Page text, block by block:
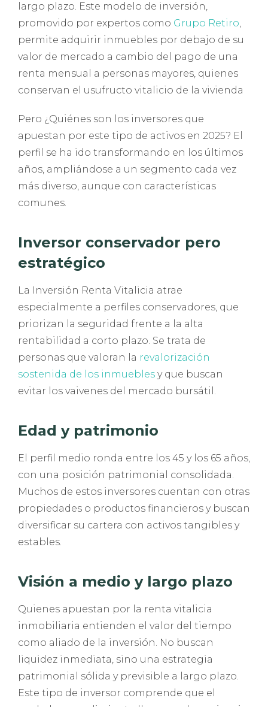
largo plazo. Este modelo de inversión,
promovido por expertos como Grupo Retiro,
permite adquirir inmuebles por debajo de su
valor de mercado a cambio del pago de una
renta mensual a personas mayores, quienes
conservan el usufructo vitalicio de la vivienda
Pero ¿Quiénes son los inversores que
apuestan por este tipo de activos en 2025? El
perfil se ha ido transformando en los últimos
años, ampliándose a un segmento cada vez
más diverso, aunque con características
comunes.
Inversor conservador pero
estratégico
La Inversión Renta Vitalicia atrae
especialmente a perfiles conservadores, que
priorizan la seguridad frente a la alta
rentabilidad a corto plazo. Se trata de
personas que valoran la revalorización
sostenida de los inmuebles y que buscan
evitar los vaivenes del mercado bursátil.
Edad y patrimonio
El perfil medio ronda entre los 45 y los 65 años,
con una posición patrimonial consolidada.
Muchos de estos inversores cuentan con otras
propiedades o productos financieros y buscan
diversificar su cartera con activos tangibles y
estables.
Visión a medio y largo plazo
Quienes apuestan por la renta vitalicia
inmobiliaria entienden el valor del tiempo
como aliado de la inversión. No buscan
liquidez inmediata, sino una estrategia
patrimonial sólida y previsible a largo plazo.
Este tipo de inversor comprende que el